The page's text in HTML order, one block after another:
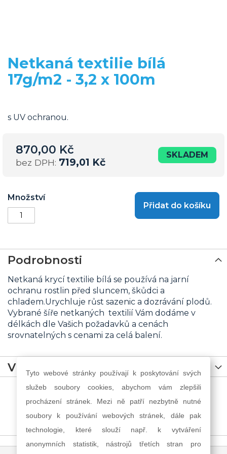
Přeskočit
na
začátek
obrázky
Netkaná textilie bílá
17g/m2 - 3,2 x 100m
s UV ochranou.
870,00 Kč
719,01 Kč
SKLADEM
Množství
Přidat do košíku
Podrobnosti
Netkaná krycí textilie bílá se používá na jarní
ochranu rostlin před sluncem, škůdci a
chladem.Urychluje růst sazenic a dozrávání plodů.
Vybrané šíře netkaných textilií Vám dodáme v
délkách dle Vašich požadavků a cenách
srovnatelných s cenami za celá balení.
Více informací
Tyto webové stránky používají k poskytování svých
služeb soubory cookies, abychom vám zlepšili
procházení stránek. Mezi ně patří nezbytně nutné
soubory k používání webových stránek, dále pak
technologie, které slouží např. k vytváření
anonymních statistik, nástrojů třetích stran pro